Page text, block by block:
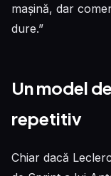
mașină, dar
dure.”
Un model
repetitiv
Chiar dacă